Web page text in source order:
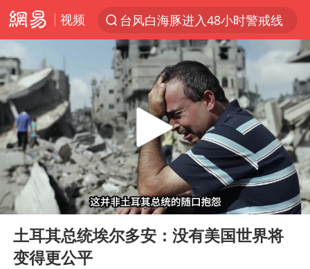
视频
台风白海豚进入48小时警戒线
中方回应是否在太平洋海底开采稀土
看守所辅警收受10万获刑1年
宇树科技发行价格150.80元/股
宇树科技王兴兴身家有望超200亿元
五粮液渠道价一箱上涨近百元
CIA被曝已秘密设立古巴工作组
Play
00:00
土耳其总统埃尔多安：没有美国世界将
变得更公平